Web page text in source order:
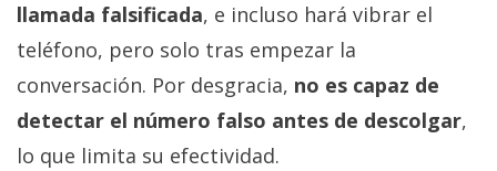
llamada falsificada, e incluso hará vibrar el
teléfono, pero solo tras empezar la
conversación. Por desgracia, no es capaz de
detectar el número falso antes de descolgar,
lo que limita su efectividad.